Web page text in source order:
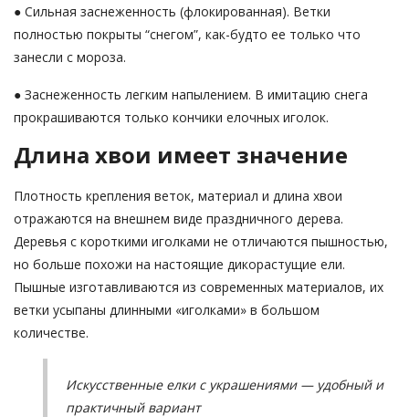
● Сильная заснеженность (флокированная). Ветки
полностью покрыты “снегом”, как-будто ее только что
занесли с мороза.
● Заснеженность легким напылением. В имитацию снега
прокрашиваются только кончики елочных иголок.
Длина хвои имеет значение
Плотность крепления веток, материал и длина хвои
отражаются на внешнем виде праздничного дерева.
Деревья с короткими иголками не отличаются пышностью,
но больше похожи на настоящие дикорастущие ели.
Пышные изготавливаются из современных материалов, их
ветки усыпаны длинными «иголками» в большом
количестве.
Искусственные елки с украшениями — удобный и
практичный вариант